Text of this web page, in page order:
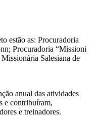
estão as: Procuradoria
Procuradoria “Missioni
Salesiana de
anual das atividades
e contribuíram,
e treinadores.